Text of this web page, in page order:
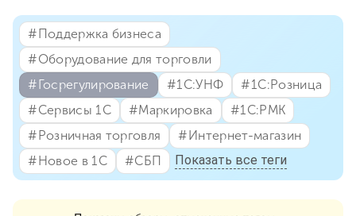
#⁣Госрегулирование #⁣1С:УНФ
#⁣1С:Розница
#⁣Сервисы 1С
#⁣Маркировка
#⁣1С:РМК
#⁣Розничная торговля
#⁣Интернет-магазин
#⁣Новое в 1С
#⁣СБП
#⁣Поддержка бизнеса
#⁣Оборудование для торговли
Показать все теги